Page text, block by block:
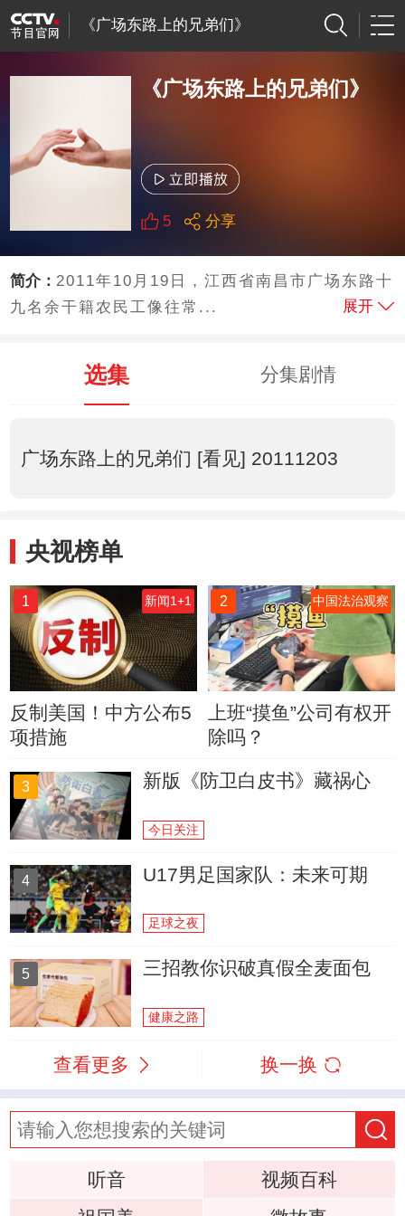
《广场东路上的兄弟们》
《广场东路上的兄弟们》
5 分享
简介： 2011年10月19日，江西省南昌市广场东路十
九名余干籍农民工像往常...
展开
选集 分集剧情
广场东路上的兄弟们 [看见] 20111203
央视榜单
1 新闻1+1
反制美国！中方公布5
项措施
2 中国法治观察
上班“摸鱼”公司有权开
除吗？
3 新版《防卫白皮书》藏祸心
今日关注
4 U17男足国家队：未来可期
足球之夜
5 三招教你识破真假全麦面包
健康之路
查看更多 换一换
听音
视频百科